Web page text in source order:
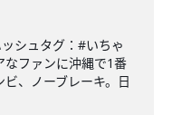
シュタグ：#いちゃ
なファンに沖縄で1番
、ノーブレーキ。日